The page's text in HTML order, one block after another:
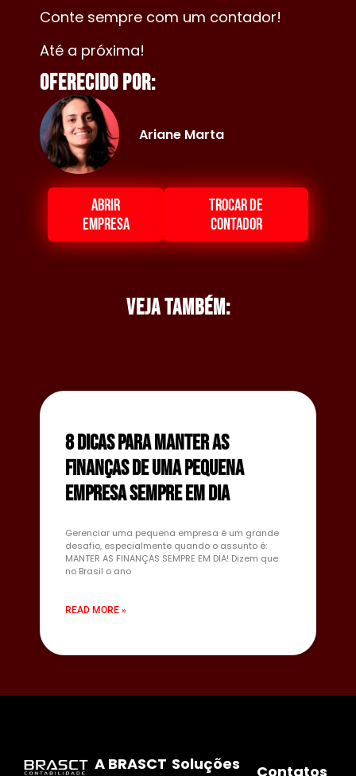
Conte sempre com um contador!
Até a próxima!
Oferecido por:
Ariane Marta
ABRIR
EMPRESA
TROCAR DE
CONTADOR
Veja também:
8 dicas para manter as
finanças de uma pequena
empresa sempre em dia
Gerenciar uma pequena empresa é um grande
desafio, especialmente quando o assunto é:
MANTER AS FINANÇAS SEMPRE EM DIA! Dizem que
no Brasil o ano
READ MORE »
A BRASCT Soluções Contatos